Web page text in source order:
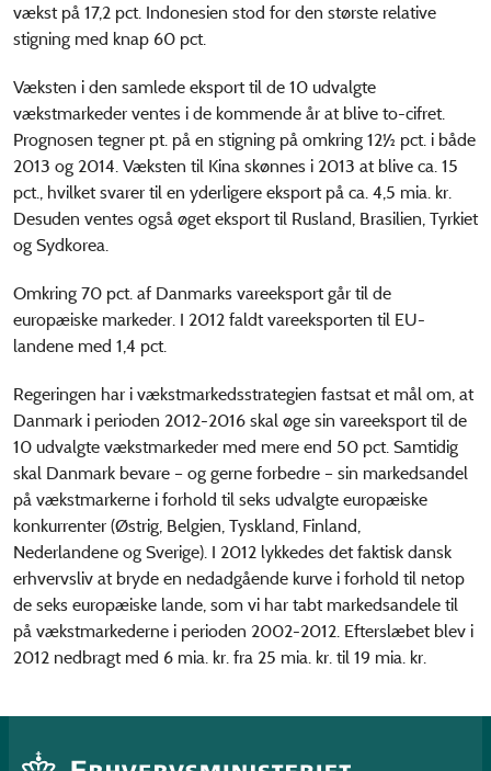
vækst på 17,2 pct. Indonesien stod for den største relative
stigning med knap 60 pct.
Væksten i den samlede eksport til de 10 udvalgte
vækstmarkeder ventes i de kommende år at blive to-cifret.
Prognosen tegner pt. på en stigning på omkring 12½ pct. i både
2013 og 2014. Væksten til Kina skønnes i 2013 at blive ca. 15
pct., hvilket svarer til en yderligere eksport på ca. 4,5 mia. kr.
Desuden ventes også øget eksport til Rusland, Brasilien, Tyrkiet
og Sydkorea.
Omkring 70 pct. af Danmarks vareeksport går til de
europæiske markeder. I 2012 faldt vareeksporten til EU-
landene med 1,4 pct.
Regeringen har i vækstmarkedsstrategien fastsat et mål om, at
Danmark i perioden 2012-2016 skal øge sin vareeksport til de
10 udvalgte vækstmarkeder med mere end 50 pct. Samtidig
skal Danmark bevare – og gerne forbedre – sin markedsandel
på vækstmarkerne i forhold til seks udvalgte europæiske
konkurrenter (Østrig, Belgien, Tyskland, Finland,
Nederlandene og Sverige). I 2012 lykkedes det faktisk dansk
erhvervsliv at bryde en nedadgående kurve i forhold til netop
de seks europæiske lande, som vi har tabt markedsandele til
på vækstmarkederne i perioden 2002-2012. Efterslæbet blev i
2012 nedbragt med 6 mia. kr. fra 25 mia. kr. til 19 mia. kr.